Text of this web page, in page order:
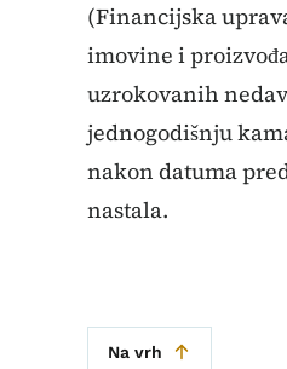
(Financijska
imovine i
uzrokovanih
jednogodišnju
nakon datuma
nastala.
Na vrh